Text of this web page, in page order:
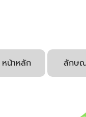
หน้าหลัก ลักษณ